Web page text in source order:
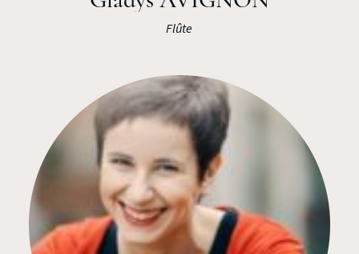
Flûte